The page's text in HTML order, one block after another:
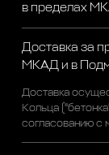
в пределах
Доставка за
МКАД и в
Доставка
Кольца
согласованию с